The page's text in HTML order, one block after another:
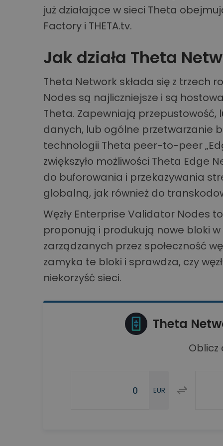
już działające w sieci Theta
Factory i THETA.tv.
Jak działa Theta
Theta Network składa się z trzech
Nodes są najliczniejsze i są
Theta. Zapewniają przepustowość,
danych, lub ogólne przetwarzanie
technologii Theta peer-to-peer
zwiększyło możliwości Theta Edge
do buforowania i przekazywania
globalną, jak również do
Węzły Enterprise Validator Nodes
proponują i produkują nowe bloki w
zarządzanych przez społeczność
zamyka te bloki i sprawdza, czy
niekorzyść sieci.
Theta
Oblicz
EUR